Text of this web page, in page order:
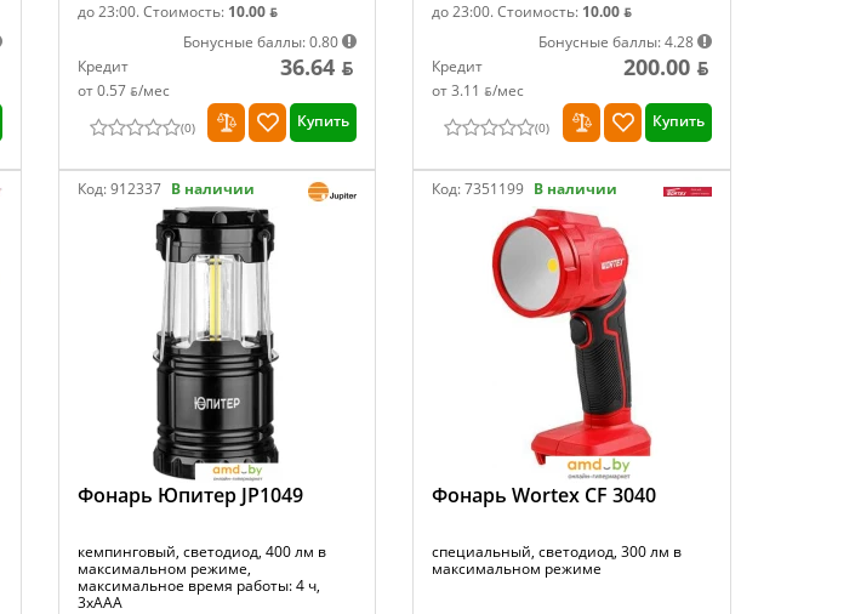
до 23:00.Стоимость: 10.00 ƃ
Бонусные баллы: 0.80
Кредит
от 0.57 ƃ/мec
36.64 ƃ
(0) Купить
до 23:00.Стоимость: 10.00 ƃ
Бонусные баллы: 4.28
Кредит
от 3.11 ƃ/мec
200.00 ƃ
(0) Купить
Код:912337 В наличии
Фонарь Юпитер JP1049
кемпинговый, светодиод, 400 лм в
максимальном режиме,
максимальное время работы: 4 ч,
3xAAA
Код:7351199 В наличии
Фонарь Wortex CF 3040
специальный, светодиод, 300 лм в
максимальном режиме